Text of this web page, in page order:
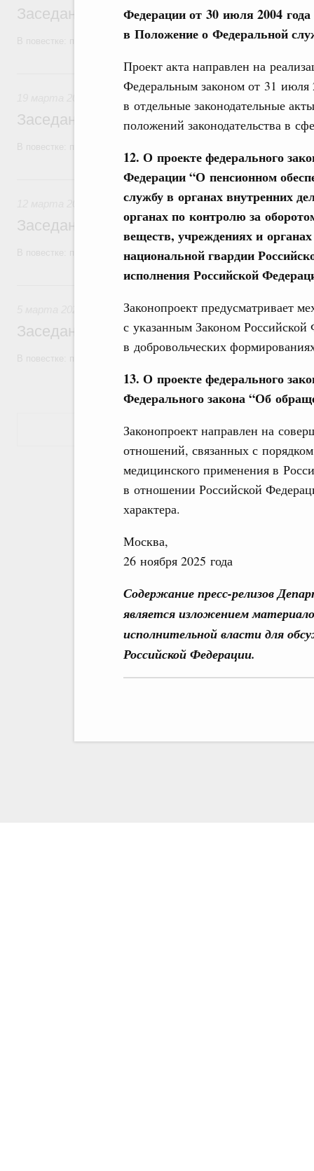
Федерации от 30 июля 2004
в Положение о Федеральной
Проект акта направлен на
Федеральным законом от 31
в отдельные законодательные
положений законодательства в
12. О проекте федерального
Федерации “О пенсионном
службу в органах внутренних
органах по контролю за
веществ, учреждениях и
национальной гвардии
исполнения Российской
Законопроект предусматривает
с указанным Законом
в добровольческих
13. О проекте федерального
Федерального закона “Об
Законопроект направлен на
отношений, связанных с
медицинского применения в
в отношении Российской
характера.
Москва,
26 ноября 2025 года
Содержание пресс-релизов
является изложением
исполнительной власти для
Российской Федерации.
Заседание Правительства (2026 год,
В повестке: проекты федеральных законов, бюджетные
19 марта, четверг
Заседание Правительства (2026 год, №9)
12 марта, четверг
Заседание Правительства (2026 год, №8)
В повестке: проекты федеральных законов, бюджетные
Заседание Правительства (2026 год, №7)
Показать еще